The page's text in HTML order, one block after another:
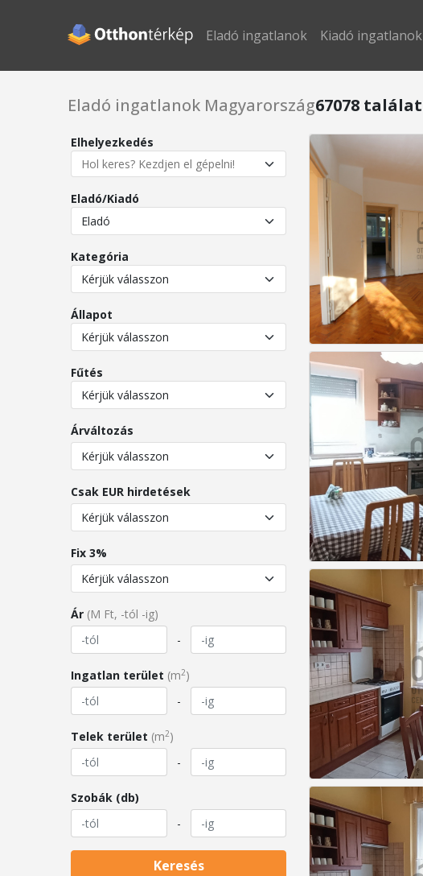
Eladó ingatlanok Kiadó ingatlanok
Eladó ingatlanok Magyarország67078 találat
Elhelyezkedés
Eladó/Kiadó
Kategória
Állapot
Fűtés
Árváltozás
Csak EUR hirdetések
Fix 3%
Ár (M Ft, -tól -ig)
-
Ingatlan terület (m2)
-
Telek terület (m2)
-
Szobák (db)
-
Keresés